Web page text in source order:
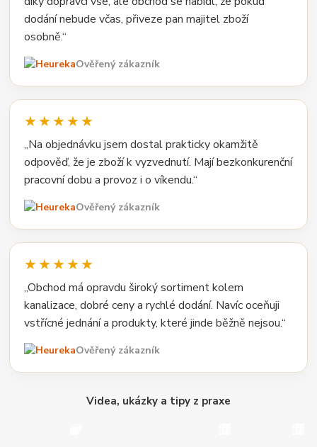
dodání nebude včas, přiveze pan majitel zboží
osobně.“
Ověřený zákazník
★★★★★
„Na objednávku jsem dostal prakticky okamžitě
odpověď, že je zboží k vyzvednutí. Mají bezkonkurenční
pracovní dobu a provoz i o víkendu.“
Ověřený zákazník
★★★★★
„Obchod má opravdu široký sortiment kolem
kanalizace, dobré ceny a rychlé dodání. Navíc oceňuji
vstřícné jednání a produkty, které jinde běžně nejsou.“
Ověřený zákazník
Videa, ukázky a tipy z praxe